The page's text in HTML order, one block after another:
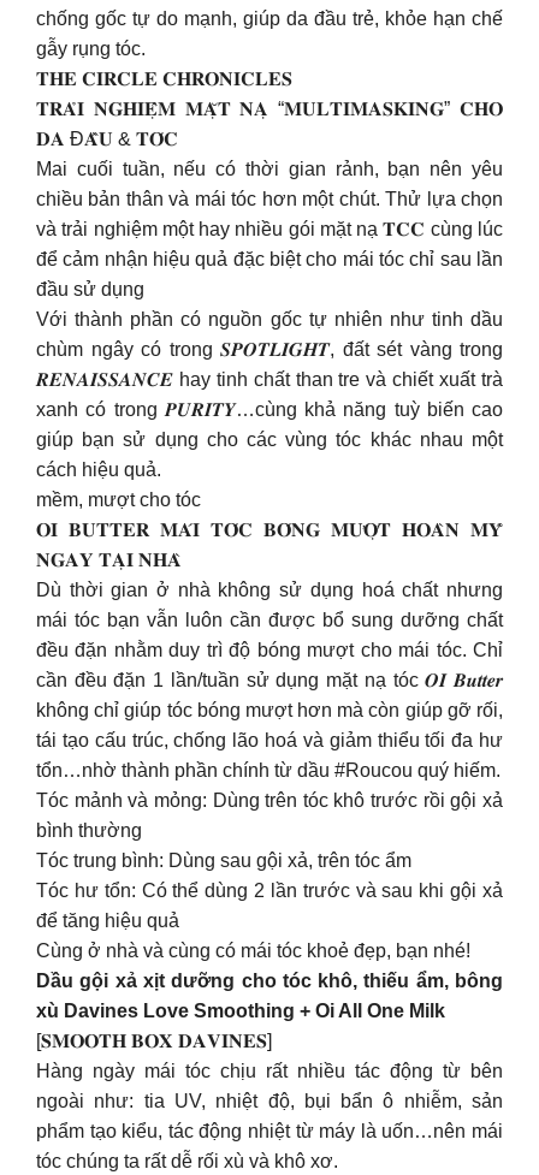
chống gốc tự do mạnh, giúp da đầu trẻ, khỏe hạn chế
gẫy rụng tóc.
𝐓𝐇𝐄 𝐂𝐈𝐑𝐂𝐋𝐄 𝐂𝐇𝐑𝐎𝐍𝐈𝐂𝐋𝐄𝐒
𝐓𝐑𝐀̉𝐈 𝐍𝐆𝐇𝐈𝐄̣̂𝐌 𝐌𝐀̣̆𝐓 𝐍𝐀̣ “𝐌𝐔𝐋𝐓𝐈𝐌𝐀𝐒𝐊𝐈𝐍𝐆” 𝐂𝐇𝐎
𝐃𝐀 Đ𝐀̂̀𝐔 & 𝐓𝐎́𝐂
Mai cuối tuần, nếu có thời gian rảnh, bạn nên yêu
chiều bản thân và mái tóc hơn một chút. Thử lựa chọn
và trải nghiệm một hay nhiều gói mặt nạ 𝐓𝐂𝐂 cùng lúc
để cảm nhận hiệu quả đặc biệt cho mái tóc chỉ sau lần
đầu sử dụng
Với thành phần có nguồn gốc tự nhiên như tinh dầu
chùm ngây có trong 𝑺𝑷𝑶𝑻𝑳𝑰𝑮𝑯𝑻, đất sét vàng trong
𝑹𝑬𝑵𝑨𝑰𝑺𝑺𝑨𝑵𝑪𝑬 hay tinh chất than tre và chiết xuất trà
xanh có trong 𝑷𝑼𝑹𝑰𝑻𝒀…cùng khả năng tuỳ biến cao
giúp bạn sử dụng cho các vùng tóc khác nhau một
cách hiệu quả.
mềm, mượt cho tóc
𝐎𝐈 𝐁𝐔𝐓𝐓𝐄𝐑 𝐌𝐀́𝐈 𝐓𝐎́𝐂 𝐁𝐎́𝐍𝐆 𝐌𝐔̛𝐎̛̣𝐓 𝐇𝐎𝐀̀𝐍 𝐌𝐘̃
𝐍𝐆𝐀𝐘 𝐓𝐀̣𝐈 𝐍𝐇𝐀̀
Dù thời gian ở nhà không sử dụng hoá chất nhưng
mái tóc bạn vẫn luôn cần được bổ sung dưỡng chất
đều đặn nhằm duy trì độ bóng mượt cho mái tóc. Chỉ
cần đều đặn 1 lần/tuần sử dụng mặt nạ tóc 𝑶𝑰 𝑩𝒖𝒕𝒕𝒆𝒓
không chỉ giúp tóc bóng mượt hơn mà còn giúp gỡ rối,
tái tạo cấu trúc, chống lão hoá và giảm thiểu tối đa hư
tổn…nhờ thành phần chính từ dầu #Roucou quý hiếm.
Tóc mảnh và mỏng: Dùng trên tóc khô trước rồi gội xả
bình thường
Tóc trung bình: Dùng sau gội xả, trên tóc ẩm
Tóc hư tổn: Có thể dùng 2 lần trước và sau khi gội xả
để tăng hiệu quả
Cùng ở nhà và cùng có mái tóc khoẻ đẹp, bạn nhé!
Dầu gội xả xịt dưỡng cho tóc khô, thiếu ẩm, bông
xù Davines Love Smoothing + Oi All One Milk
[𝐒𝐌𝐎𝐎𝐓𝐇 𝐁𝐎𝐗 𝐃𝐀𝐕𝐈𝐍𝐄𝐒]
Hàng ngày mái tóc chịu rất nhiều tác động từ bên
ngoài như: tia UV, nhiệt độ, bụi bẩn ô nhiễm, sản
phẩm tạo kiểu, tác động nhiệt từ máy là uốn…nên mái
tóc chúng ta rất dễ rối xù và khô xơ.